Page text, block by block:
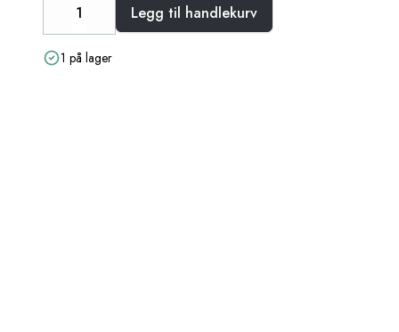
DecreaseIncreaseLegg til handlekurv
1 på lager